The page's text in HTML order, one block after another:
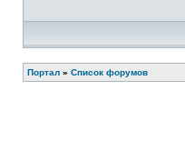
Портал » Список форумов